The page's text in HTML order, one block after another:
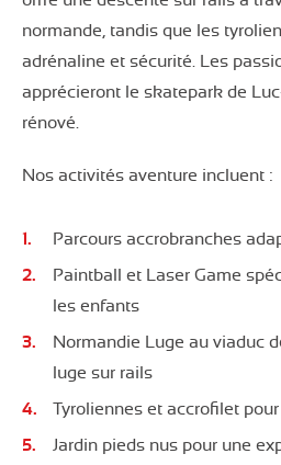
normande, tandis que les
adrénaline et sécurité. Les
apprécieront le skatepark de
rénové.
Nos activités aventure incluent :
Parcours accrobranches
Paintball et Laser Game
les enfants
Normandie Luge au viaduc
luge sur rails
Tyroliennes et accrofilet
Jardin pieds nus pour une